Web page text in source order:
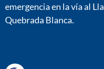
emergencia en la vía al
Quebrada Blanca.